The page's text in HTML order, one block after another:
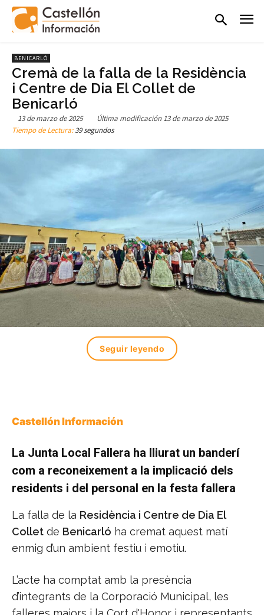
BENICARLÓ
Cremà de la falla de la Residència
i Centre de Dia El Collet de
Benicarló
13 de marzo de 2025 Última modificación 13 de marzo de 2025
Tiempo de Lectura:39 segundos
Seguir leyendo
Castellón Información
La Junta Local Fallera ha lliurat un banderí
com a reconeixement a la implicació dels
residents i del personal en la festa fallera
La falla de la Residència i Centre de Dia El
Collet de Benicarló ha cremat aquest matí
enmig d’un ambient festiu i emotiu.
L’acte ha comptat amb la presència
d’integrants de la Corporació Municipal, les